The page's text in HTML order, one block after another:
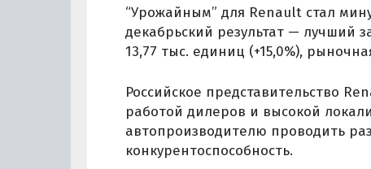
“Урожайным” для Renault стал
декабрьский результат — лучший
13,77 тыс. единиц (+15,0%),
Российское представительство
работой дилеров и высокой
автопроизводителю проводить
конкурентоспособность.